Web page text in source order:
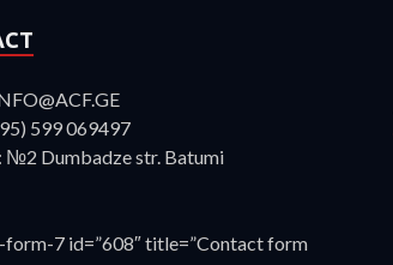
599 069497
№2 Dumbadze str. Batumi
7 id=”608″ title=”Contact form